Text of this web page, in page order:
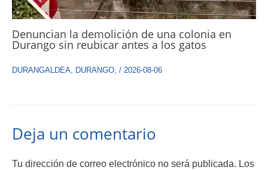
Denuncian la demolición de una colonia en
Durango sin reubicar antes a los gatos
DURANGALDEA DURANGO / 2026-08-06
Deja un comentario
Tu dirección de correo electrónico no será publicada. Los